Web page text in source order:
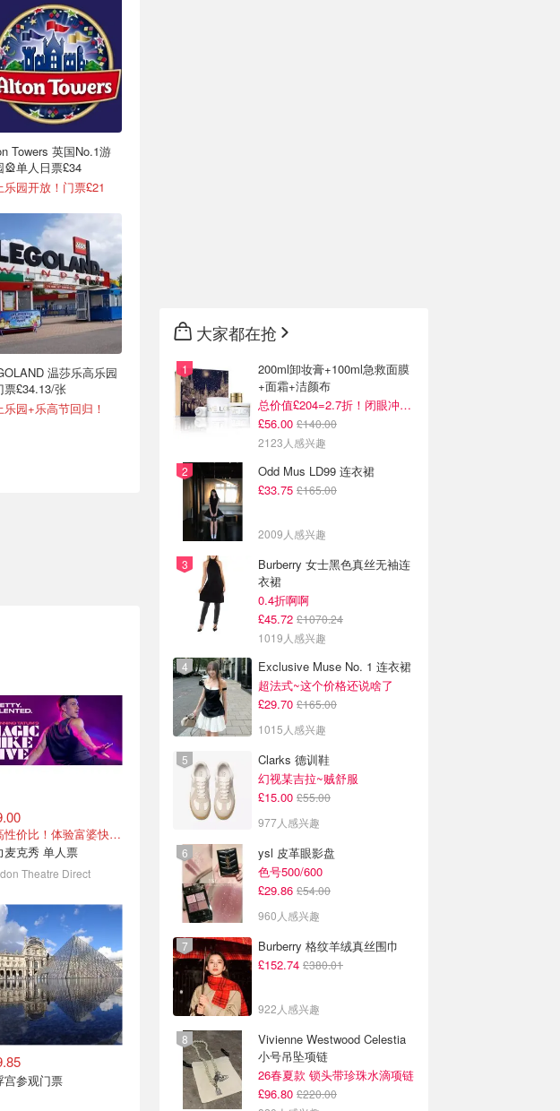
Towers 英国No.1游
🎡单人日票£34
乐园开放！门票£21
温莎乐高乐园
票£34.13/张
乐园+乐高节回归！
玩欧洲✨多瑙河夜游、
蓝冰洞探险 超多推荐
是要玩水💦 英国水
园汇总攻略
超高性价比！体验富婆快乐！
麦克秀 单人票
Theatre Direct
宫参观门票
大家都在抢
200ml卸妆膏+100ml急救面膜
+面霜+洁颜布
总价值£204=2.7折！闭眼冲这套！
£56.00 £140.00
2123人感兴趣
Odd Mus LD99 连衣裙
£33.75 £165.00
2009人感兴趣
Burberry 女士黑色真丝无袖连
衣裙
0.4折啊啊
£45.72 £1070.24
1019人感兴趣
Exclusive Muse No. 1 连衣裙
超法式~这个价格还说啥了
£29.70 £165.00
1015人感兴趣
Clarks 德训鞋
幻视某吉拉~贼舒服
£15.00 £55.00
977人感兴趣
ysl 皮革眼影盘
色号500/600
£29.86 £54.00
960人感兴趣
Burberry 格纹羊绒真丝围巾
£152.74 £380.01
922人感兴趣
Vivienne Westwood Celestia
小号吊坠项链
26春夏款 锁头带珍珠水滴项链
£96.80 £220.00